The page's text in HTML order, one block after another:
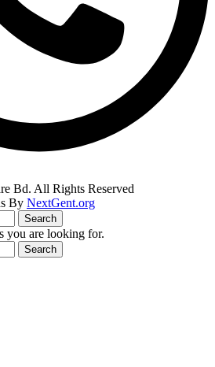
Bd. All Rights Reserved
By NextGent.org
Search
you are looking for.
Search